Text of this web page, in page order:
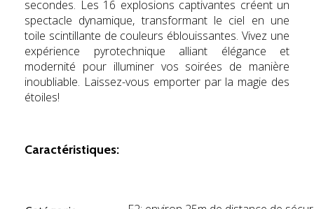
secondes. Les 16 explosions captivantes créent un
spectacle dynamique, transformant le ciel en une
toile scintillante de couleurs éblouissantes. Vivez une
expérience pyrotechnique alliant élégance et
modernité pour illuminer vos soirées de manière
inoubliable. Laissez-vous emporter par la magie des
étoiles!
Caractéristiques: